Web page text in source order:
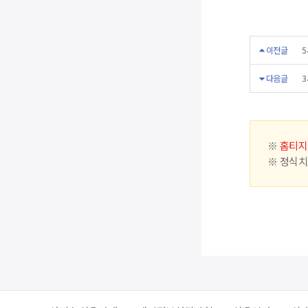
이전글 5
다음글
※ 홈티
※ 정식치